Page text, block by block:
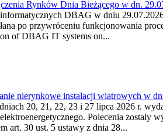
Rynków Dnia Bieżącego w dn.
DBAG w dniu
po przywróceniu funkcjonowania
of DBAG IT systems on...
nierynkowe instalacji wiatrowych w
20, 21, 22, 23 i 27 lipca 2026 r.
Polecenia
art. 30 ust. 5 ustawy z dnia 28...